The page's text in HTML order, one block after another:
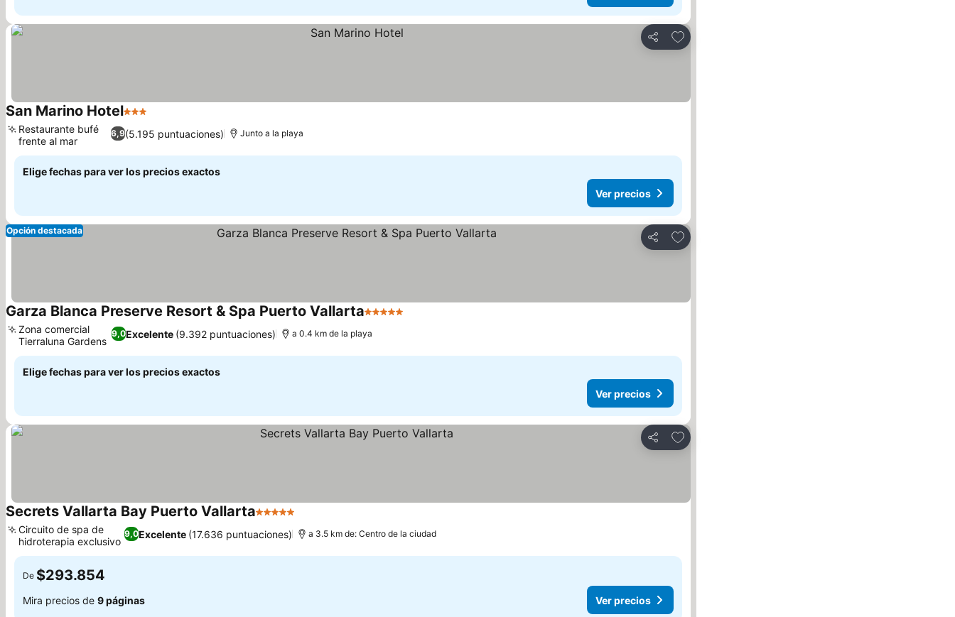
Compartir
Agregar a favoritos
San Marino Hotel3 Estrellas
6,9(5.195 puntuaciones)
Restaurante bufé
frente al mar
Junto a la playa
Elige fechas para ver los precios exactos
Ver precios
Compartir
Agregar a favoritos
Opción destacada
Garza Blanca Preserve Resort & Spa Puerto Vallarta5 Estrellas
9,0Excelente (9.392 puntuaciones)
Zona comercial
Tierraluna Gardens
a 0.4 km de la playa
Elige fechas para ver los precios exactos
Ver precios
Compartir
Agregar a favoritos
Secrets Vallarta Bay Puerto Vallarta5 Estrellas
9,0Excelente (17.636 puntuaciones)
Circuito de spa de
hidroterapia exclusivo
a 3.5 km de: Centro de la ciudad
De $293.854
Mira precios de 9 páginas Ver precios